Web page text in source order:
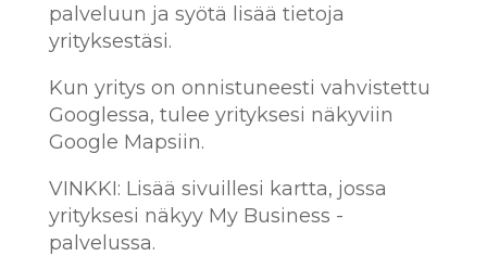
palveluun ja syötä lisää tietoja
yrityksestäsi.
Kun yritys on onnistuneesti vahvistettu
Googlessa, tulee yrityksesi näkyviin
Google Mapsiin.
VINKKI: Lisää sivuillesi kartta, jossa
yrityksesi näkyy My Business -
palvelussa.